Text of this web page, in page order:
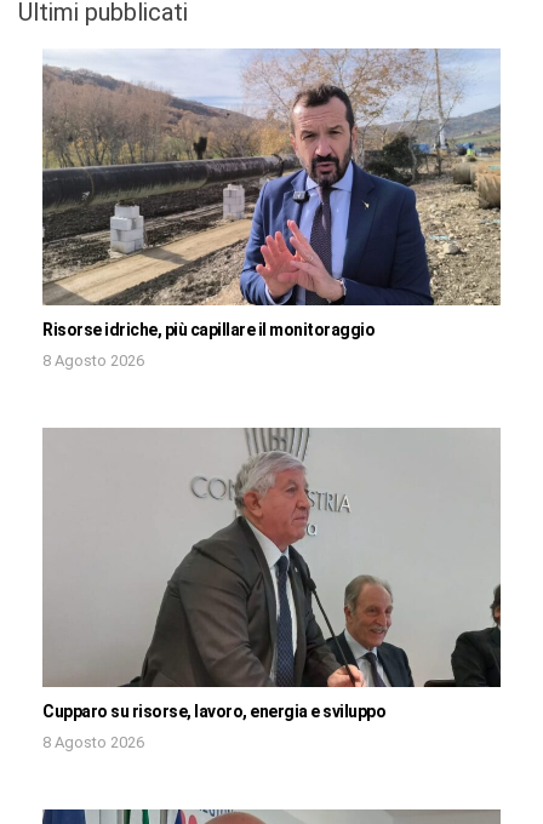
Ultimi pubblicati
Risorse idriche, più capillare il monitoraggio
8 Agosto 2026
Cupparo su risorse, lavoro, energia e sviluppo
8 Agosto 2026